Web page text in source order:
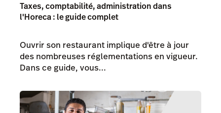
Taxes, comptabilité, administration dans
l'Horeca : le guide complet
Ouvrir son restaurant implique d'être à jour
des nombreuses réglementations en vigueur.
Dans ce guide, vous...